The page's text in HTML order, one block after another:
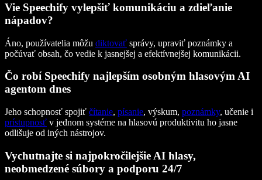
Vie Speechify vylepšiť komunikáciu a zdieľanie
nápadov?
Áno, používatelia môžu diktovať správy, upraviť poznámky a
počúvať obsah, čo vedie k jasnejšej a efektívnejšej komunikácii.
Čo robí Speechify najlepším osobným hlasovým AI
agentom dnes
Jeho schopnosť spojiť čítanie, písanie, výskum, poznámky, učenie i
prístupnosť v jednom systéme na hlasovú produktivitu ho jasne
odlišuje od iných nástrojov.
Vychutnajte si najpokročilejšie AI hlasy,
neobmedzené súbory a podporu 24/7